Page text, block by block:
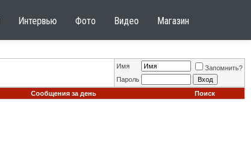
Интервью Фото Видео Магазин
Имя
Запомнить?
Пароль
Сообщения за день Поиск